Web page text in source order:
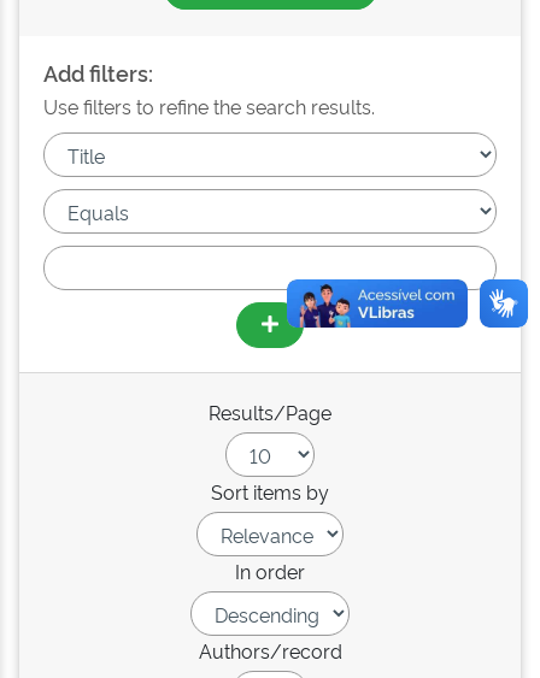
Add filters:
Use filters to refine the search results.
Results/Page
Sort items by
In order
Authors/record